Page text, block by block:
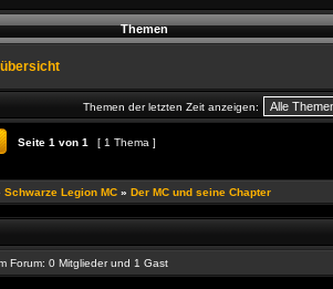
Themen
Themen der letzten Zeit anzeigen:
Seite 1 von 1 [ 1 Thema ]
Schwarze Legion MC » Der MC und seine Chapter
Forum: 0 Mitglieder und 1 Gast